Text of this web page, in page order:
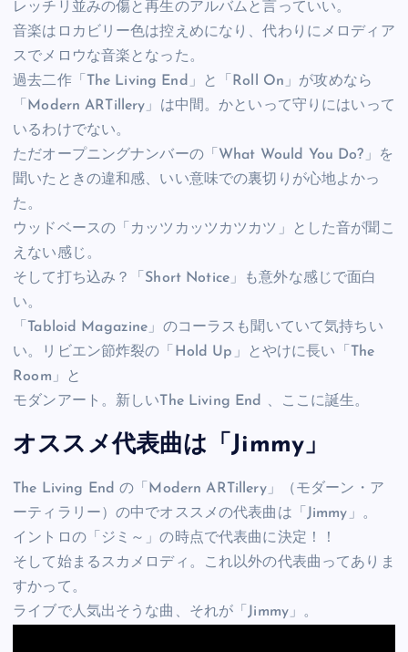
レッチリ並みの傷と再生のアルバムと言っていい。
音楽はロカビリー色は控えめになり、代わりにメロディア
スでメロウな音楽となった。
過去二作「The Living End」と「Roll On」が攻めなら
「Modern ARTillery」は中間。かといって守りにはいって
いるわけでない。
ただオープニングナンバーの「What Would You Do?」を
聞いたときの違和感、いい意味での裏切りが心地よかっ
た。
ウッドベースの「カッツカッツカツカツ」とした音が聞こ
えない感じ。
そして打ち込み？「Short Notice」も意外な感じで面白
い。
「Tabloid Magazine」のコーラスも聞いていて気持ちい
い。リビエン節炸裂の「Hold Up」とやけに長い「The
Room」と
モダンアート。新しいThe Living End 、ここに誕生。
オススメ代表曲は「Jimmy」
The Living End の「Modern ARTillery」（モダーン・ア
ーティラリー）の中でオススメの代表曲は「Jimmy」。
イントロの「ジミ～」の時点で代表曲に決定！！
そして始まるスカメロディ。これ以外の代表曲ってありま
すかって。
ライブで人気出そうな曲、それが「Jimmy」。